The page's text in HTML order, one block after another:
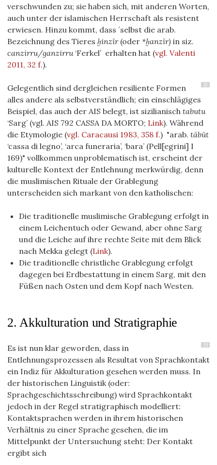
verschwunden zu; sie haben sich, mit anderen Worten,
auch unter der islamischen Herrschaft als resistent
erwiesen. Hinzu kommt, dass ´selbst die arab.
Bezeichnung des Tieres ḫinzīr(oder *ḫanzīr) in siz.
canzirru/ganzirru‘Ferkel’ erhalten hat (vgl. Valenti
2011, 32 f.).
32
Gelegentlich sind dergleichen resiliente Formen
alles andere als selbstverständlich; ein einschlägiges
Beispiel, das auch der AIS belegt, ist sizilianisch tabutu
‘Sarg’ (vgl. AIS 792 CASSA DA MORTO; Link). Während
die Etymologie (vgl. Caracausi 1983, 358 f.) "arab. tābūt
‘cassa di legno’, ‘arca funeraria’, ‘bara’ (Pell[egrini] I
169)" vollkommen unproblematisch ist, erscheint der
kulturelle Kontext der Entlehnung merkwürdig, denn
die muslimischen Rituale der Grablegung
unterscheiden sich markant von den katholischen:
Die traditionelle muslimische Grablegung erfolgt in
einem Leichentuch oder Gewand, aber ohne Sarg
und die Leiche auf ihre rechte Seite mit dem Blick
nach Mekka gelegt (Link).
Die traditionelle christliche Grablegung erfolgt
dagegen bei Erdbestattung in einem Sarg, mit den
Füßen nach Osten und dem Kopf nach Westen.
2. Akkulturation und Stratigraphie
33
Es ist nun klar geworden, dass in
Entlehnungsprozessen als Resultat von Sprachkontakt
ein Indiz für Akkulturation gesehen werden muss. In
der historischen Linguistik (oder:
Sprachgeschichtsschreibung) wird Sprachkontakt
jedoch in der Regel stratigraphisch modelliert:
Kontaktsprachen werden in ihrem historischen
Verhältnis zu einer Sprache gesehen, die im
Mittelpunkt der Untersuchung steht: Der Kontakt
ergibt sich